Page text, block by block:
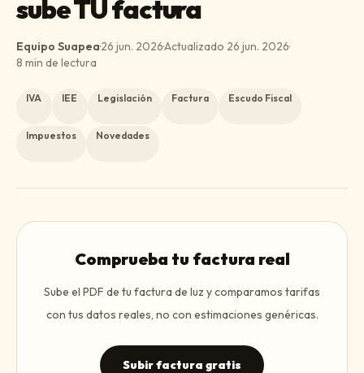
sube TU factura
Equipo Suapea·26 jun. 2026·Actualizado 26 jun. 2026·
8 min de lectura
IVA IEE Legislación Factura Escudo Fiscal
Impuestos Novedades
Comprueba tu factura real
Sube el PDF de tu factura de luz y comparamos tarifas
con tus datos reales, no con estimaciones genéricas.
Subir factura gratis